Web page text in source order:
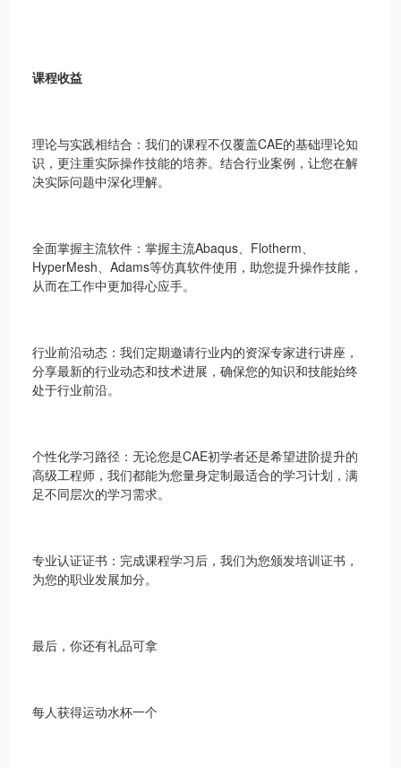
课程收益
理论与实践相结合：我们的课程不仅覆盖CAE的基础理论知
识，更注重实际操作技能的培养。结合行业案例，让您在解
决实际问题中深化理解。
全面掌握主流软件：掌握主流Abaqus、Flotherm、
HyperMesh、Adams等仿真软件使用，助您提升操作技能，
从而在工作中更加得心应手。
行业前沿动态：我们定期邀请行业内的资深专家进行讲座，
分享最新的行业动态和技术进展，确保您的知识和技能始终
处于行业前沿。
个性化学习路径：无论您是CAE初学者还是希望进阶提升的
高级工程师，我们都能为您量身定制最适合的学习计划，满
足不同层次的学习需求。
专业认证证书：完成课程学习后，我们为您颁发培训证书，
为您的职业发展加分。
最后，你还有礼品可拿
每人获得运动水杯一个